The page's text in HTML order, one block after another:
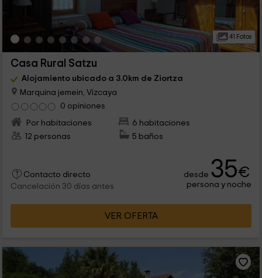
41 Fotos
Casa Rural Satzu
Alojamiento ubicado a 3.0km de Ziortza
Marquina jemein, Vizcaya
0 opiniones
Por habitaciones
6 habitaciones
12 personas
5 baños
Contacto directo
Cancelación 30 días antes
desde 35€
persona y noche
VER OFERTA